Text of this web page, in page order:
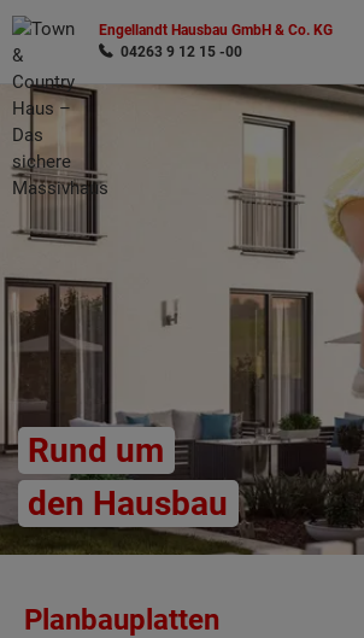
Engellandt Hausbau GmbH & Co. KG
04263 9 12 15 -00
Rund um
den Hausbau
Planbauplatten
Wonach möchten Sie suchen?